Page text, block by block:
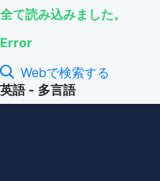
全て読み込みました。
Error
Webで検索する
英語 - 多言語